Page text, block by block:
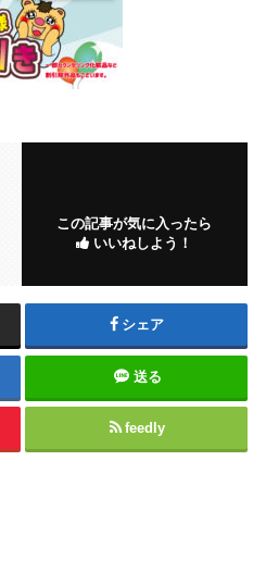
この記事が気に入ったら
いいねしよう！
シェア
送る
feedly